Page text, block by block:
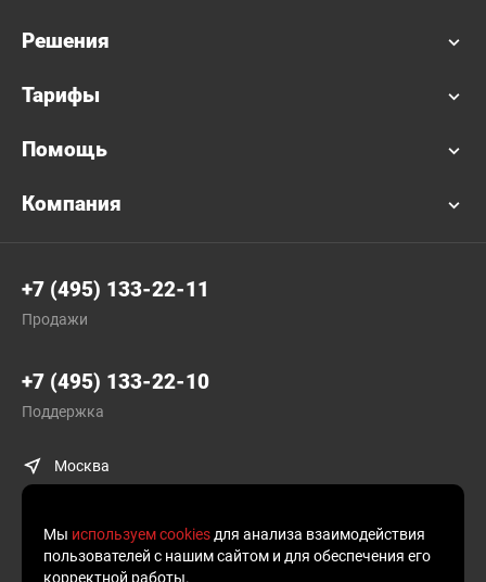
Решения
Тарифы
Помощь
Компания
+7 (495) 133-22-11
Продажи
+7 (495) 133-22-10
Поддержка
Москва
Мы используем cookies для анализа взаимодействия
пользователей с нашим сайтом и для обеспечения его
корректной работы.